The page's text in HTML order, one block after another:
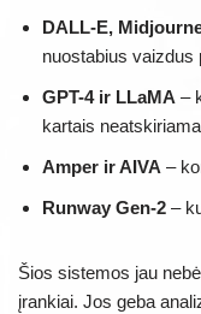
DALL-E,
nuostabius vaizdus
GPT-4 ir LLaMA –
kartais
Amper ir AIVA –
Runway Gen-2 –
Šios sistemos jau
įrankiai. Jos geba